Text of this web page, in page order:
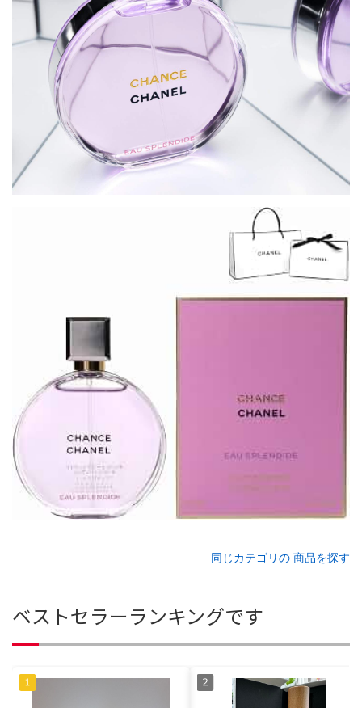
同じカテゴリの 商品を探す
ベストセラーランキングです